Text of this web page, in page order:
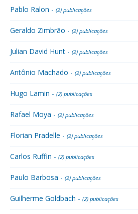
Pablo Ralon - (2) publicações
Geraldo Zimbrão - (2) publicações
Julian David Hunt - (2) publicações
Antônio Machado - (2) publicações
Hugo Lamin - (2) publicações
Rafael Moya - (2) publicações
Florian Pradelle - (2) publicações
Carlos Ruffin - (2) publicações
Paulo Barbosa - (2) publicações
Guilherme Goldbach - (2) publicações